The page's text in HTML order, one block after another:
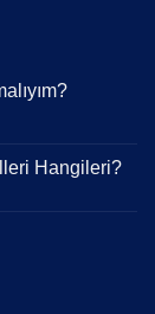
Hangileri?